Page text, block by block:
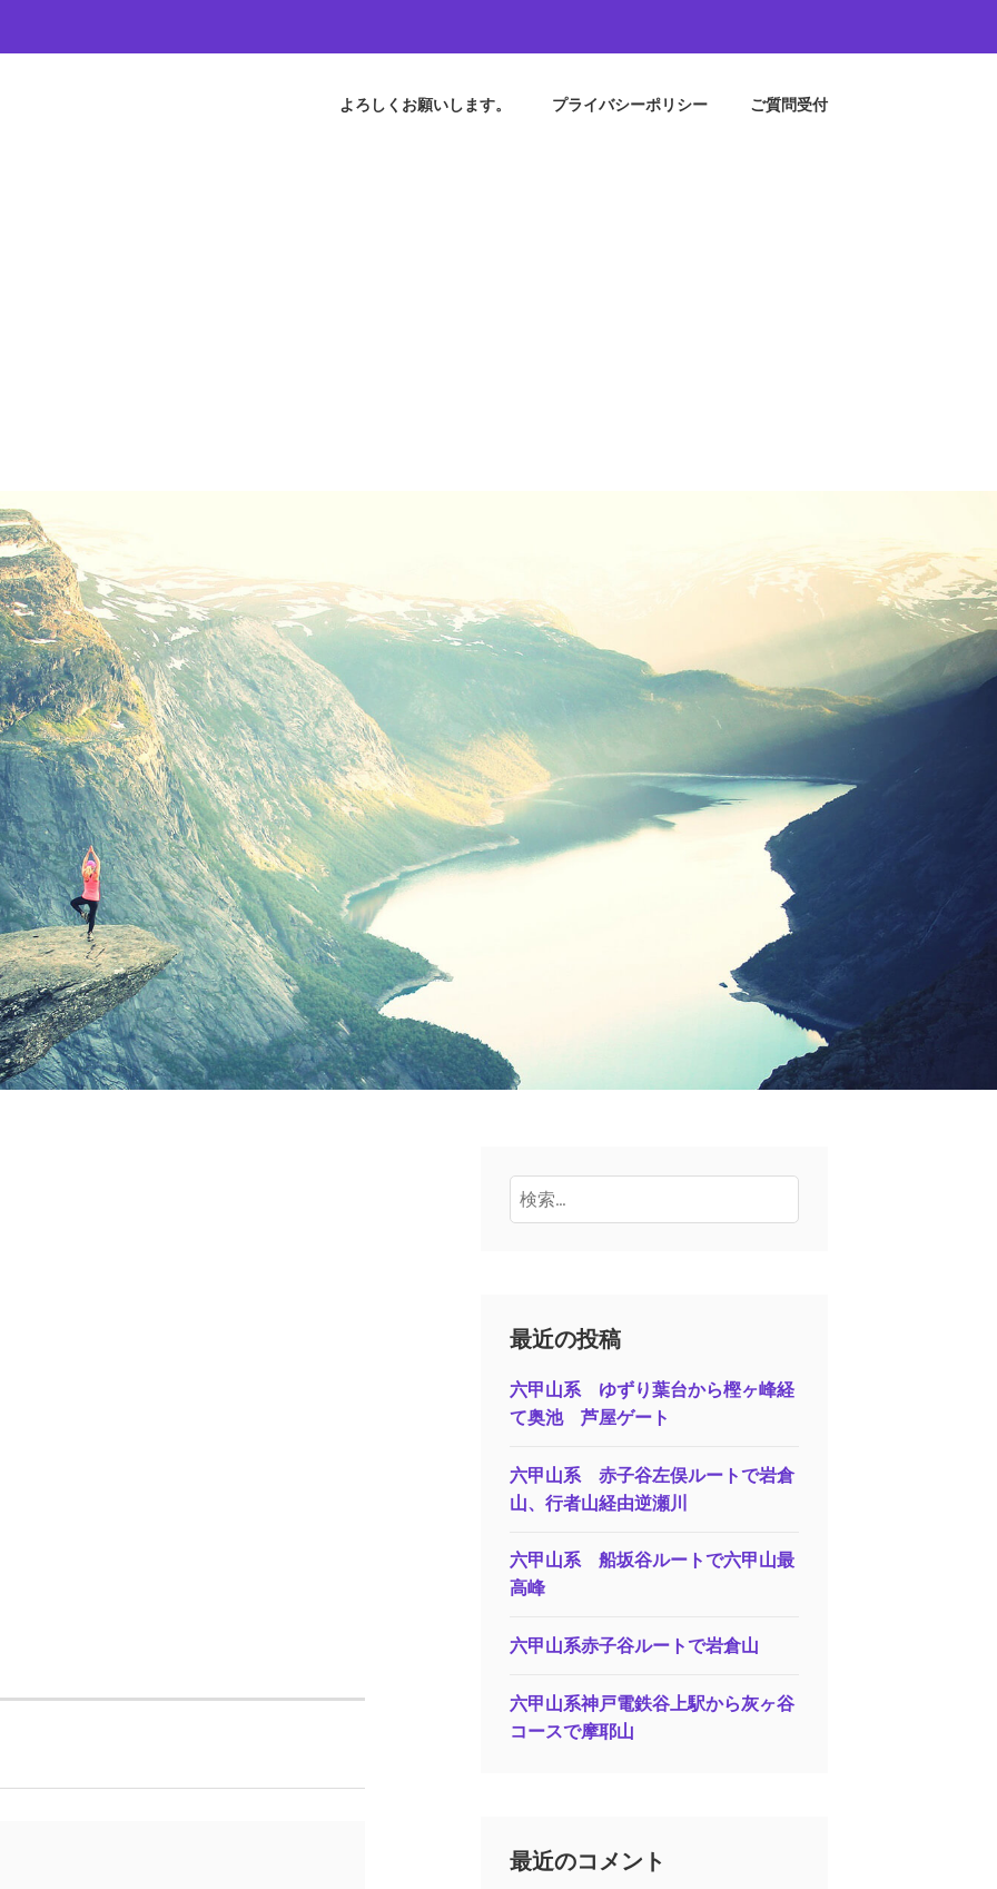
よろしくお願いします。 プライバシーポリシー ご質問受付
検
索:
最近の投稿
六甲山系 ゆずり葉台から樫ヶ峰経
て奥池 芦屋ゲート
六甲山系 赤子谷左俣ルートで岩倉
山、行者山経由逆瀬川
六甲山系 船坂谷ルートで六甲山最
高峰
六甲山系赤子谷ルートで岩倉山
六甲山系神戸電鉄谷上駅から灰ヶ谷
コースで摩耶山
最近のコメント